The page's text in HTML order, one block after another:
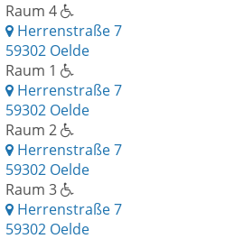
Raum 4
Herrenstraße 7
59302 Oelde
Raum 1
Herrenstraße 7
59302 Oelde
Raum 2
Herrenstraße 7
59302 Oelde
Raum 3
Herrenstraße 7
59302 Oelde